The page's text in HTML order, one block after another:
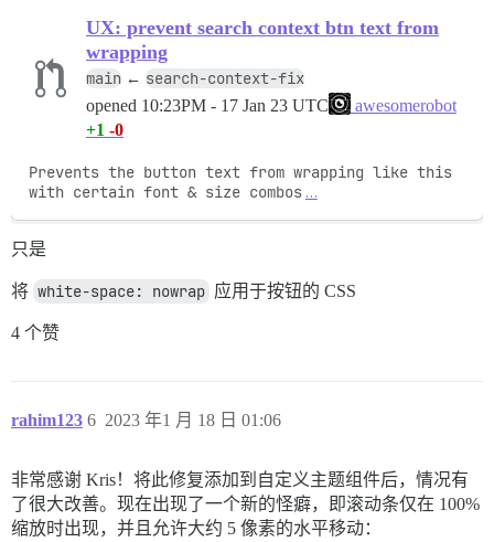
UX: prevent search context btn text from
wrapping
main ← search-context-fix
opened 10:23PM - 17 Jan 23 UTC
awesomerobot
+1 -0
Prevents the button text from wrapping like this
with certain font & size combos …
只是
将 white-space: nowrap 应用于按钮的 CSS
4 个赞
rahim123 2023 年1 月 18 日 01:06
6
非常感谢 Kris！将此修复添加到自定义主题组件后，情况有
了很大改善。现在出现了一个新的怪癖，即滚动条仅在 100%
缩放时出现，并且允许大约 5 像素的水平移动：